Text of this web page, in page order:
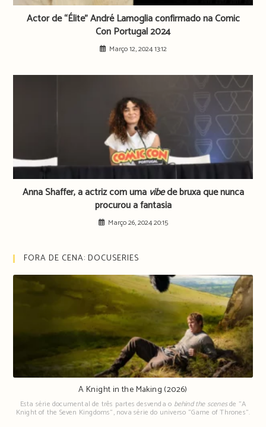
Actor de “Élite” André Lamoglia confirmado na Comic
Con Portugal 2024
Março 12, 2024 13:12
Anna Shaffer, a actriz com uma vibede bruxa que nunca
procurou a fantasia
Março 26, 2024 20:15
FORA DE CENA: DOCUSERIES
A Knight in the Making (2026)
Esta série documental de três partes desvenda o behind the scenesde "A
Knight of the Seven Kingdoms", nova série do universo "Game of Thrones".